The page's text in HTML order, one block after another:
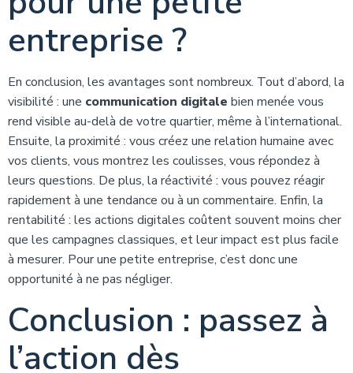
entreprise ?
En conclusion, les avantages sont nombreux. Tout d’abord, la
visibilité : une communication digitale bien menée vous
rend visible au-delà de votre quartier, même à l’international.
Ensuite, la proximité : vous créez une relation humaine avec
vos clients, vous montrez les coulisses, vous répondez à
leurs questions. De plus, la réactivité : vous pouvez réagir
rapidement à une tendance ou à un commentaire. Enfin, la
rentabilité : les actions digitales coûtent souvent moins cher
que les campagnes classiques, et leur impact est plus facile
à mesurer. Pour une petite entreprise, c’est donc une
opportunité à ne pas négliger.
Conclusion : passez à
l’action dès